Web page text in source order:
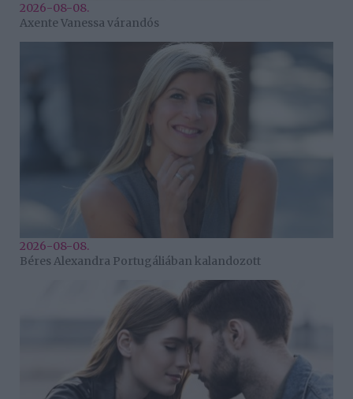
2026-08-08.
Axente Vanessa várandós
2026-08-08.
Béres Alexandra Portugáliában kalandozott